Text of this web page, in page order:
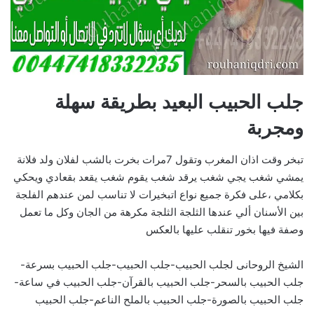
جلب الحبيب البعيد بطريقة سهلة
ومجربة
تبخر وقت اذان المغرب وتقول 7مرات بخرت بالشب لفلان ولد فلانة
يمشي شغب يجي شغب يرقد شغب يقوم شغب يقعد بقعادي ويحكي
بكلامي ،على فكرة جميع نواع اتبخيرات لا تناسب لمن عندهم الفلجة
بين الأسنان ألي عندها الثلجة الثلجة مكرهة من الجان وكل ما تعمل
وصفة فيها بخور تنقلب عليها بالعكس
الشيخ الروحانى لجلب الحبيب-جلب الحبيب-جلب الحبيب بسرعة-
جلب الحبيب بالسحر-جلب الحبيب بالقرآن-جلب الحبيب في ساعة-
جلب الحبيب بالصورة-جلب الحبيب بالملح الناعم-جلب الحبيب